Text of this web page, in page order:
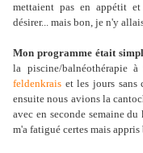
mettaient pas en appétit
désirer... mais bon, je n'y
Mon programme était
la piscine/
feldenkrais et les jours sans
ensuite nous avions la
avec en seconde semaine
m'a fatigué certes mais appris